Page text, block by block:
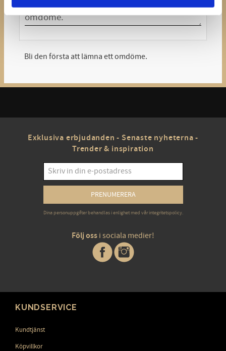
Bli den första att lämna ett omdöme.
Exklusiva erbjudanden - Senaste nyheterna -
Trender & inspiration
PRENUMERERA
Dina personuppgifter behandlas i enlighet med vårintegritetspolicy.
Följ oss i sociala medier!
KUNDSERVICE
Kundtjänst
Köpvillkor